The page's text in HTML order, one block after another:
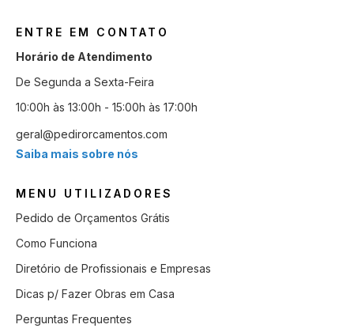
ENTRE EM CONTATO
Horário de Atendimento
De Segunda a Sexta-Feira
10:00h às 13:00h - 15:00h às 17:00h
geral@pedirorcamentos.com
Saiba mais sobre nós
MENU UTILIZADORES
Pedido de Orçamentos Grátis
Como Funciona
Diretório de Profissionais e Empresas
Dicas p/ Fazer Obras em Casa
Perguntas Frequentes